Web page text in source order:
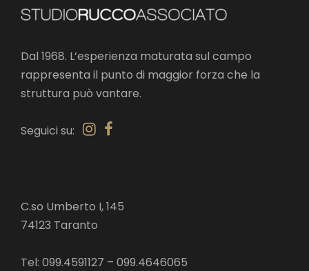
Dal 1968. L’esperienza maturata sul campo
rappresenta il punto di maggior forza che la
struttura può vantare.
Seguici su:
C.so Umberto I, 145
74123 Taranto
Tel: 099.4591127 – 099.4646065